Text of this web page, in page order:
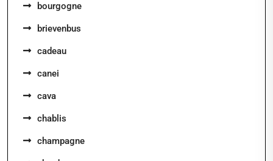
bourgogne
brievenbus
cadeau
canei
cava
chablis
champagne